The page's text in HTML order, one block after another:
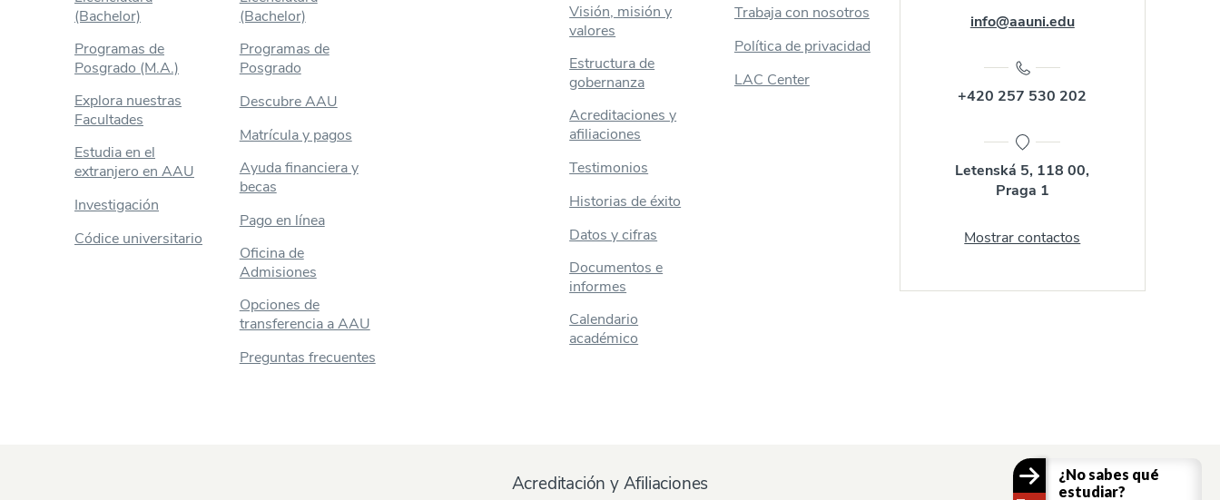
(Bachelor)
Programas de
Posgrado (M.A.)
Explora nuestras
Facultades
Estudia en el
extranjero en AAU
Investigación
Códice universitario
(Bachelor)
Programas de
Posgrado
Descubre AAU
Matrícula y pagos
Ayuda financiera y
becas
Pago en línea
Oficina de
Admisiones
Opciones de
transferencia a AAU
Preguntas frecuentes
Visión, misión y
valores
Estructura de
gobernanza
Acreditaciones y
afiliaciones
Testimonios
Historias de éxito
Datos y cifras
Documentos e
informes
Calendario
académico
Trabaja con nosotros
Política de privacidad
LAC Center
info@aauni.edu
+420 257 530 202
Letenská 5, 118 00,
Praga 1
Mostrar contactos
Acreditación y Afiliaciones
¿No sabes qué
estudiar?